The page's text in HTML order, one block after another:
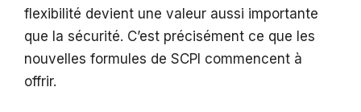
flexibilité devient une valeur aussi importante
que la sécurité. C’est précisément ce que les
nouvelles formules de SCPI commencent à
offrir.